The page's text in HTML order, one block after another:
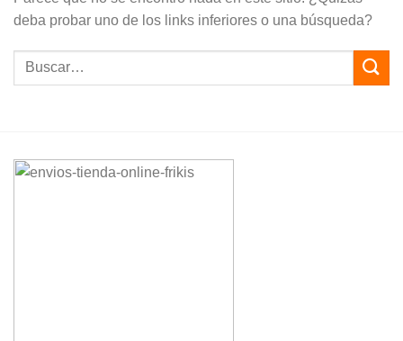
deba probar uno de los links inferiores o una búsqueda?